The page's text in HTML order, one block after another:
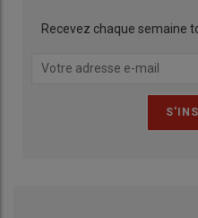
Recevez chaque semaine